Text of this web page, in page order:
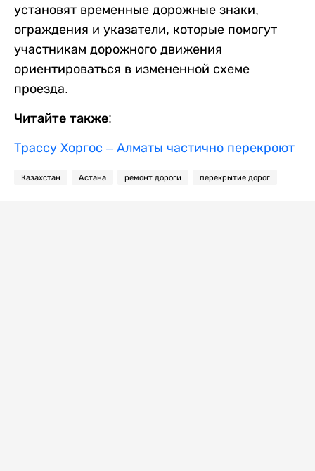
установят временные дорожные знаки,
ограждения и указатели, которые помогут
участникам дорожного движения
ориентироваться в измененной схеме
проезда.
Читайте также:
Трассу Хоргос – Алматы частично перекроют
Казахстан Астана ремонт дороги перекрытие дорог